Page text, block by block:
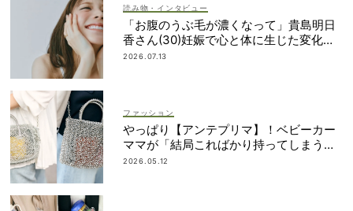
読み物・インタビュー
「お腹のうぶ毛が濃くなって」貴島明日
香さん(30)妊娠で心と体に生じた変化も
「愛しいです」
2026.07.13
ファッション
やっぱり【アンテプリマ】！ベビーカー
ママが「結局こればかり持ってしまう」
納得の理由
2026.05.12